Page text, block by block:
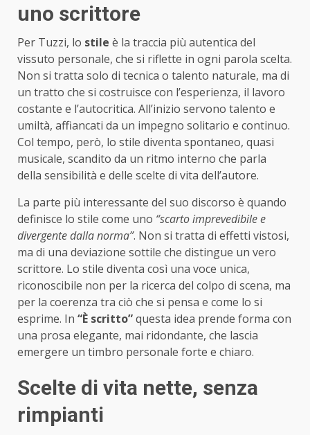
uno scrittore
Per Tuzzi, lo stile è la traccia più autentica del
vissuto personale, che si riflette in ogni parola scelta.
Non si tratta solo di tecnica o talento naturale, ma di
un tratto che si costruisce con l’esperienza, il lavoro
costante e l’autocritica. All’inizio servono talento e
umiltà, affiancati da un impegno solitario e continuo.
Col tempo, però, lo stile diventa spontaneo, quasi
musicale, scandito da un ritmo interno che parla
della sensibilità e delle scelte di vita dell’autore.
La parte più interessante del suo discorso è quando
definisce lo stile come uno “scarto imprevedibile e
divergente dalla norma”. Non si tratta di effetti vistosi,
ma di una deviazione sottile che distingue un vero
scrittore. Lo stile diventa così una voce unica,
riconoscibile non per la ricerca del colpo di scena, ma
per la coerenza tra ciò che si pensa e come lo si
esprime. In “È scritto”questa idea prende forma con
una prosa elegante, mai ridondante, che lascia
emergere un timbro personale forte e chiaro.
Scelte di vita nette, senza
rimpianti